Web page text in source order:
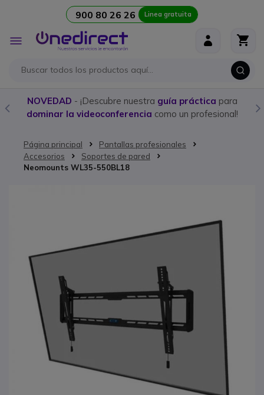
900 80 26 26 Linea gratuita
Toggle
Nav
NOVEDAD - ¡Descubre nuestra guía práctica para
dominar la videoconferencia como un profesional!
Página principal
Pantallas profesionales
Accesorios
Soportes de pared
Neomounts WL35-550BL18